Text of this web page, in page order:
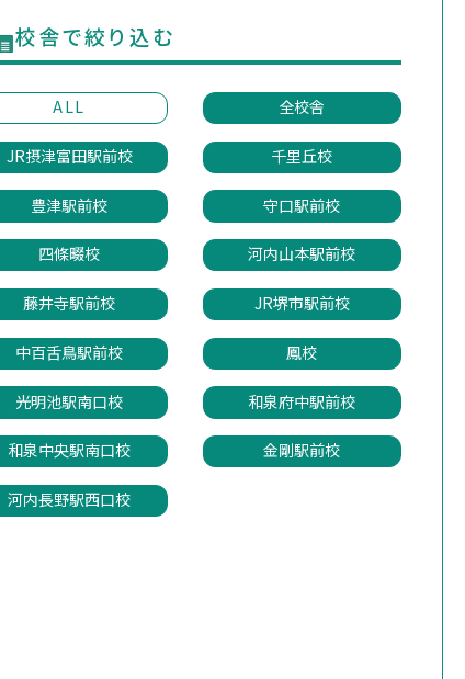
校舎で絞り込む
ALL 全校舎
JR摂津富田駅前校 千里丘校
豊津駅前校 守口駅前校
四條畷校 河内山本駅前校
藤井寺駅前校 JR堺市駅前校
中百舌鳥駅前校 鳳校
光明池駅南口校 和泉府中駅前校
和泉中央駅南口校 金剛駅前校
河内長野駅西口校